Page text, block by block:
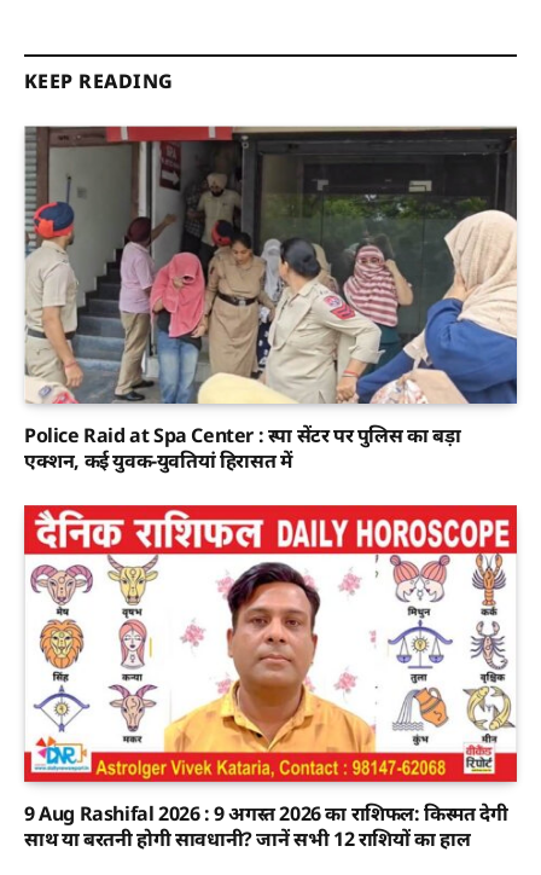
KEEP READING
Police Raid at Spa Center : स्पा सेंटर पर पुलिस का बड़ा
एक्शन, कई युवक-युवतियां हिरासत में
9 Aug Rashifal 2026 : 9 अगस्त 2026 का राशिफल: किस्मत देगी
साथ या बरतनी होगी सावधानी? जानें सभी 12 राशियों का हाल